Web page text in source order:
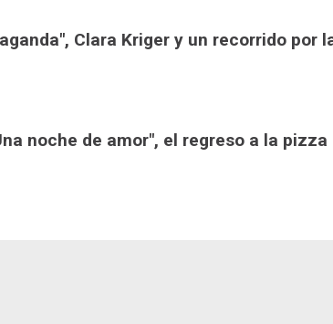
Clara Kriger y un recorrido por
noche de amor", el regreso a la